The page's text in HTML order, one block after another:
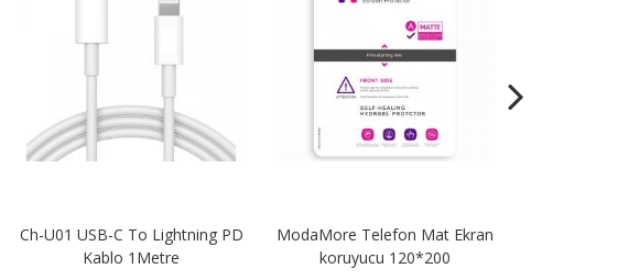
Ch-U01 USB-C To Lightning PD
Kablo 1Metre
ModaMore Telefon Mat Ekran
koruyucu 120*200